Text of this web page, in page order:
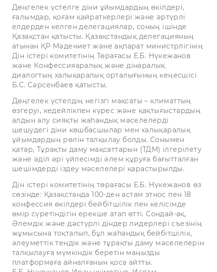
Дөңгелек үстелге діни ұйымдардың өкілдері,
ғалымдар, қоғам қайраткерлері және әртүрлі
елдерден келген делегациялар, соның ішінде
Қазақстан қатысты. Қазақстандық делегацияның
атынан ҚР Мәдениет және ақпарат министрлігінің
Дін істері комитетінің Төрағасы Е.Б. Нүкежанов
және Конфессияаралық және дінаралық
диалогтың халықаралық орталығының кеңесшісі
Б.С. Сәрсенбаев қатысты.
Дөңгелек үстелдің негізгі мақсаты – климаттың
өзгеруі, кедейлікпен күрес және қақтығыстардың
алдын алу сияқты жаһандық мәселелерді
шешудегі діни көшбасшылар мен халықаралық
ұйымдардың рөлін талқылау болды. Сонымен
қатар, Тұрақты даму мақсаттарын (ТДМ) ілгерілету
және әділ әрі үйлесімді әлем құруға бағытталған
шешімдерді іздеу мәселелері қарастырылды.
Дін істері комитетінің төрағасы Е.Б. Нүкежанов өз
сөзінде: Қазақстанда 100-ден астам этнос пен 18
конфессия өкілдері бейбітшілік пен келісімде
өмір сүретіндігін ерекше атап өтті. Сондай-ақ,
Әлемдік және дәстүрлі діндер лидерлері съезінің
жұмысына тоқталып, бұл жаһандық бейбітшілік,
әлеуметтік теңдік және тұрақты даму мәселелерін
талқылауға мүмкіндік беретін маңызды
платформаға айналғанын қоса айтты.